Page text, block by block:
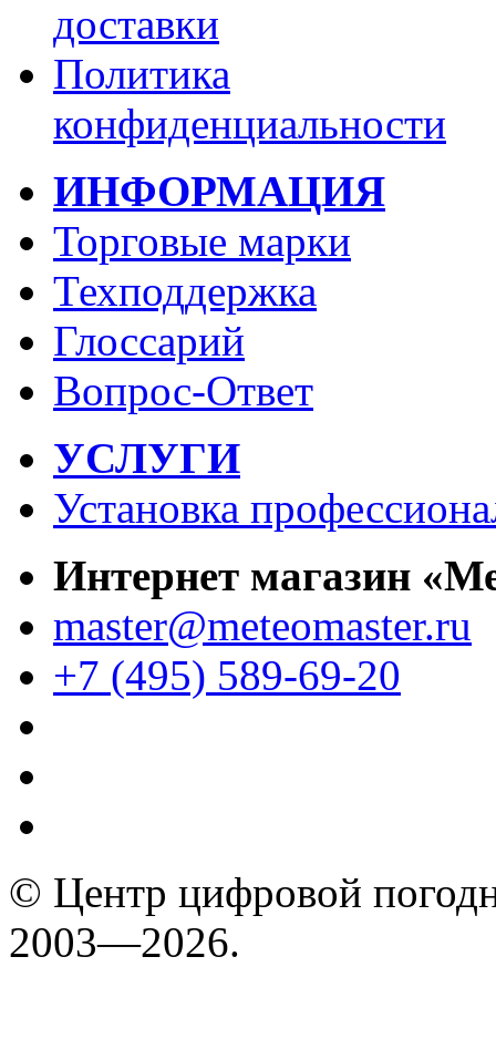
доставки
Политика
конфиденциальности
ИНФОРМАЦИЯ
Торговые марки
Техподдержка
Глоссарий
Вопрос-Ответ
УСЛУГИ
Установка
Интернет магазин
master@meteomaster.ru
+7 (495) 589-69-20
© Центр цифровой
2003—2026.